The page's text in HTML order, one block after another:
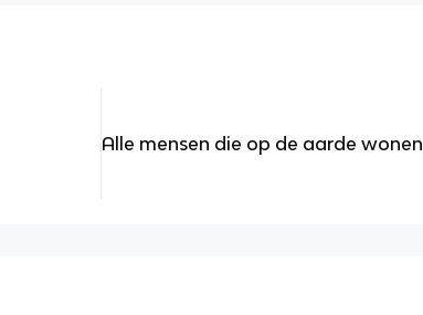
Alle mensen die op de aarde wonen